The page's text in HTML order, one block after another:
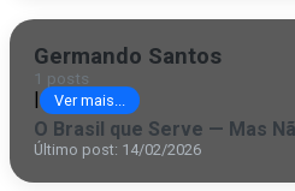
Germando Santos
1 posts
| Ver mais...
O Brasil que Serve — Mas
Último post: 14/02/2026